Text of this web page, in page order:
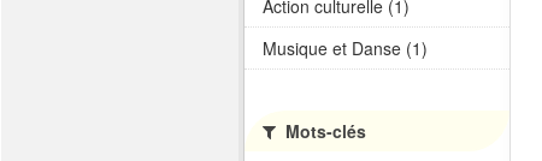
Action culturelle (1)
Musique et Danse (1)
Mots-clés